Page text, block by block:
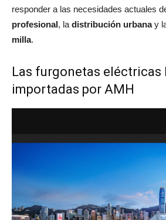
responder a las necesidades actuales
profesional, la distribución urbanay
milla.
Las furgonetas eléctricas
importadas por AMH